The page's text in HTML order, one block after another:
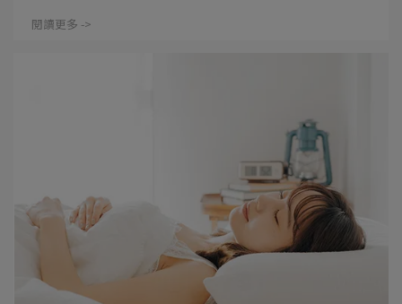
閱讀更多 ->